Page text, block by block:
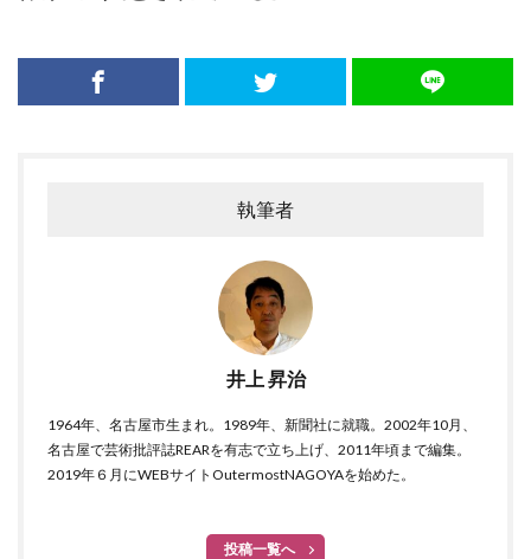
執筆者
井上 昇治
1964年、名古屋市生まれ。1989年、新聞社に就職。2002年10月、
名古屋で芸術批評誌REARを有志で立ち上げ、2011年頃まで編集。
2019年６月にWEBサイトOutermostNAGOYAを始めた。
投稿一覧へ